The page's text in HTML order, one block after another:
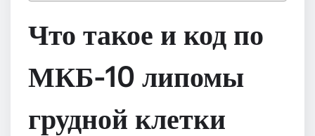
Что такое и код по
МКБ-10 липомы
грудной клетки